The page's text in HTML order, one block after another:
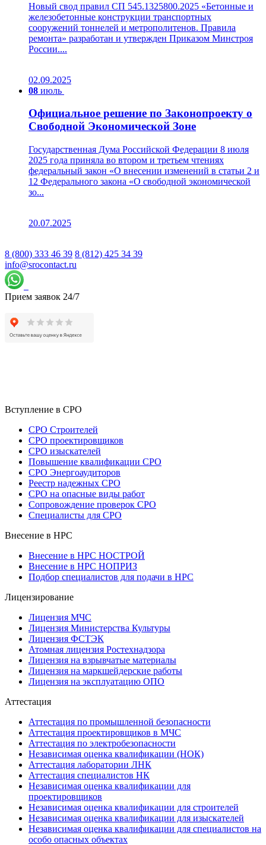
Новый свод правил СП 545.1325800.2025 «Бетонные и
железобетонные конструкции транспортных
сооружений тоннелей и метрополитенов. Правила
ремонта» разработан и утвержден Приказом Минстроя
России....
02.09.2025
08 июль
Официальное решение по Законопроекту о
Свободной Экономической Зоне
Государственная Дума Российской Федерации 8 июля
2025 года приняла во втором и третьем чтениях
федеральный закон «О внесении изменений в статьи 2 и
12 Федерального закона «О свободной экономической
зо...
20.07.2025
8 (800) 333 46 39 8 (812) 425 34 39
info@srocontact.ru
Прием заявок 24/7
Вступление в СРО
СРО Строителей
СРО проектировщиков
СРО изыскателей
Повышение квалификации СРО
СРО Энергоаудиторов
Реестр надежных СРО
СРО на опасные виды работ
Сопровождение проверок СРО
Специалисты для СРО
Внесение в НРС
Внесение в НРС НОСТРОЙ
Внесение в НРС НОПРИЗ
Подбор специалистов для подачи в НРС
Лицензирование
Лицензия МЧС
Лицензия Министерства Культуры
Лицензия ФСТЭК
Атомная лицензия Ростехнадзора
Лицензия на взрывчатые материалы
Лицензия на маркшейдерские работы
Лицензия на эксплуатацию ОПО
Аттестация
Аттестация по промышленной безопасности
Аттестация проектировщиков в МЧС
Аттестация по электробезопасности
Независимая оценка квалификации (НОК)
Аттестация лаборатории ЛНК
Аттестация специалистов НК
Независимая оценка квалификации для
проектировщиков
Независимая оценка квалификации для строителей
Независимая оценка квалификации для изыскателей
Независимая оценка квалификации для специалистов на
особо опасных объектах